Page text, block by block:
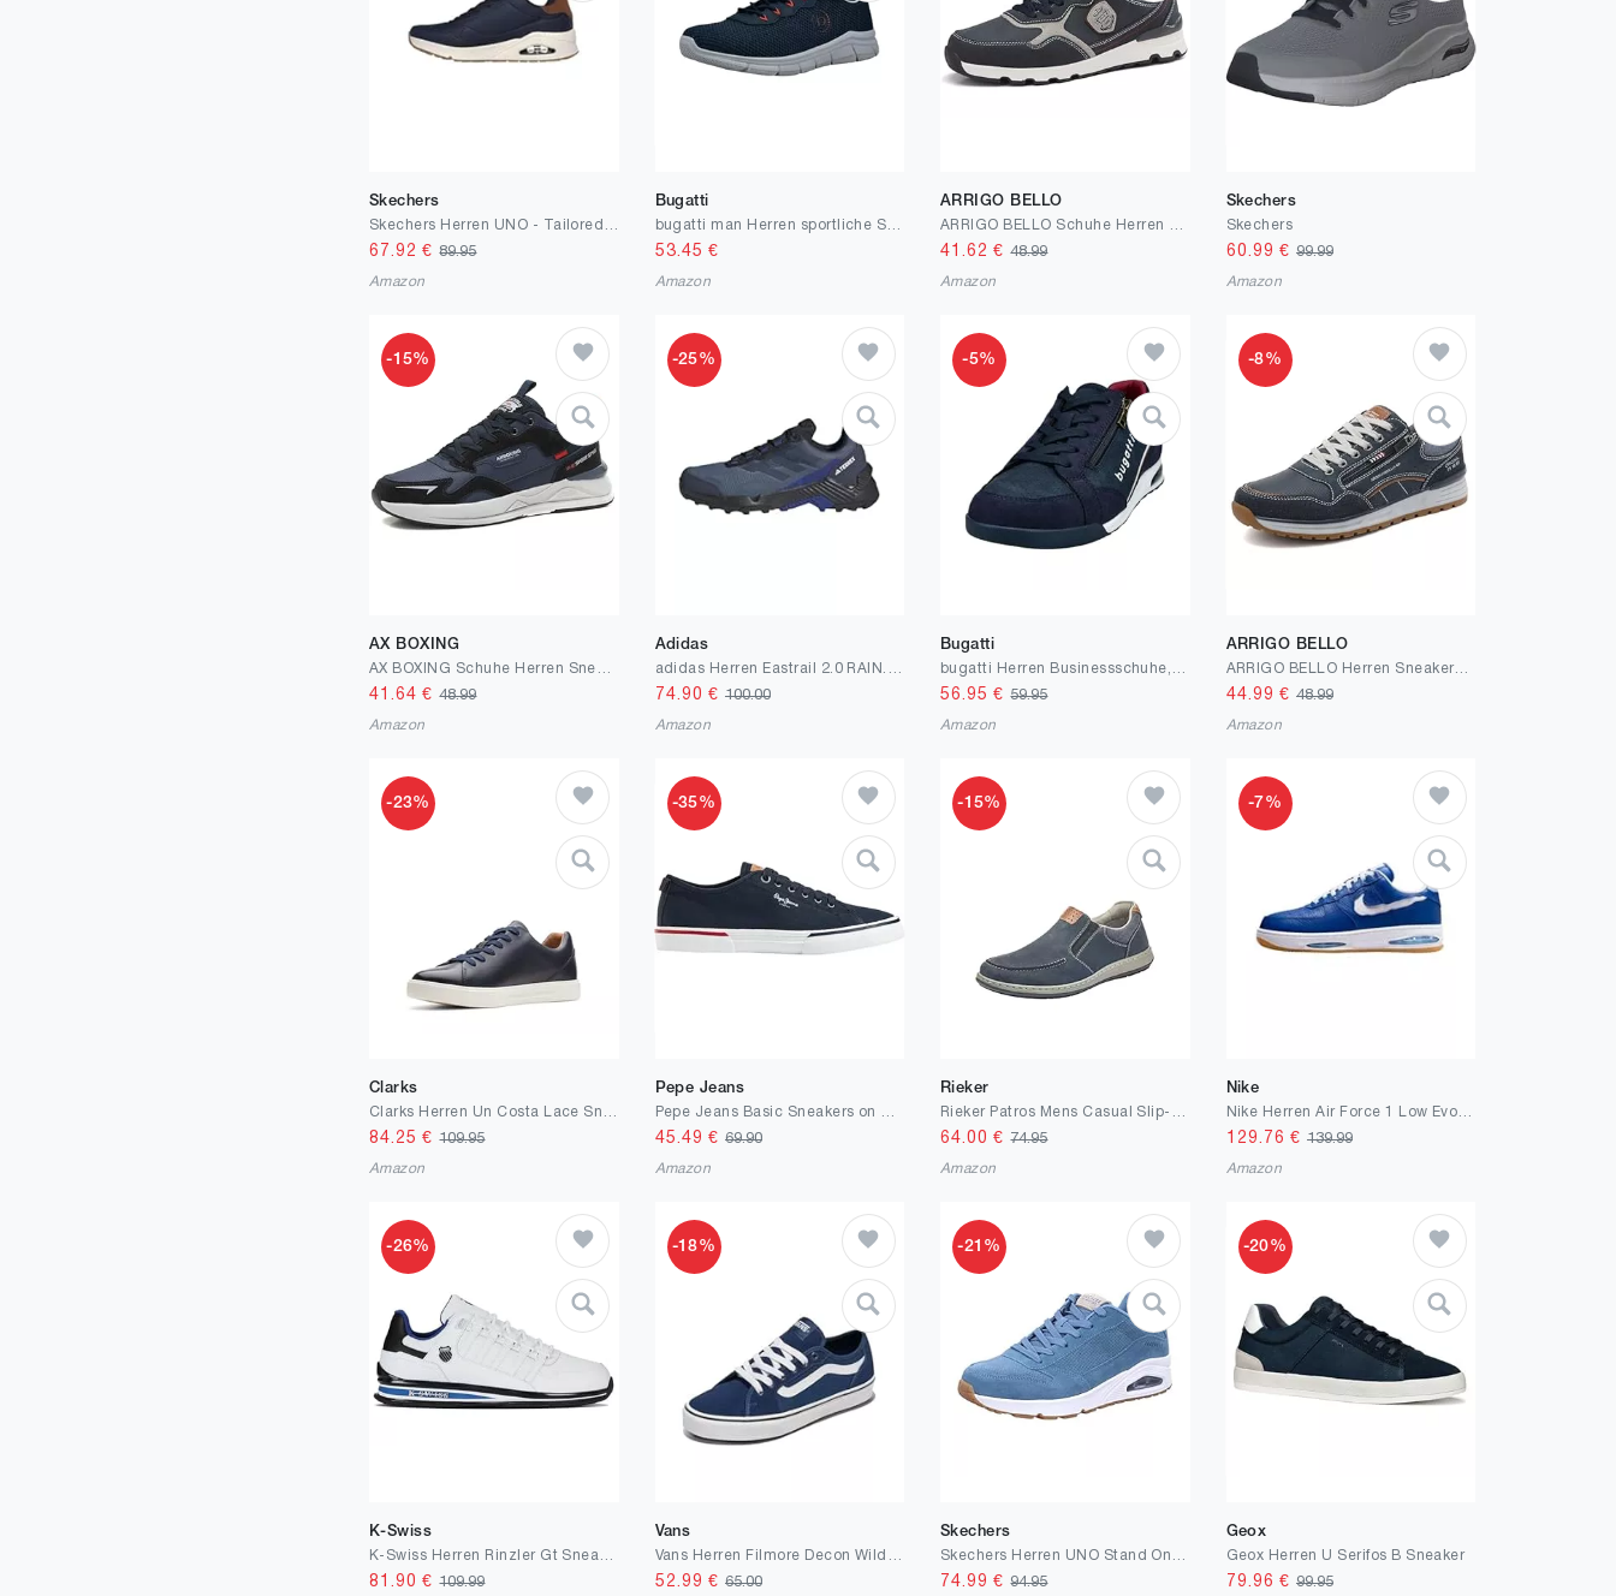
Skechers
67.92 €89.95
Amazon
Bugatti
53.45 €
Amazon
ARRIGO BELLO
41.62 €48.99
Amazon
Skechers
Skechers
60.99 € 99.99
Amazon
-15%
AX BOXING
41.64 €48.99
Amazon
-25%
Adidas
74.90 € 100.00
Amazon
-5%
Bugatti
56.95 €59.95
Amazon
-8%
ARRIGO BELLO
ARRIGO BELLO Herren Sneakers Freizeitschuhe Schuhe Wanderschuhe Laufschuhe Wanderschuhe Laufschuhe Leichtgewicht Outdoor Gemütlich Größe 41-46
44.99 € 48.99
Amazon
-23%
Clarks
84.25 €109.95
Amazon
-35%
Pepe Jeans
45.49 € 69.90
Amazon
-15%
Rieker
64.00 €74.95
Amazon
-7%
Nike
129.76 € 139.99
Amazon
-26%
K-Swiss
81.90 €109.99
-18%
Vans
52.99 € 65.00
-21%
Skechers
74.99 €94.95
-20%
Geox
Geox Herren U Serifos B Sneaker
79.96 € 99.95